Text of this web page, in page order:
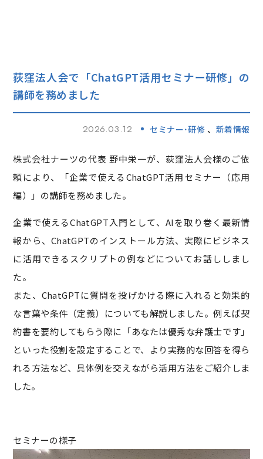
荻窪法人会で「ChatGPT活用セミナー研修」の
講師を務めました
2026.03.12 セミナー･研修 新着情報
株式会社ナーツの代表 野中栄一が、荻窪法人会様のご依
頼により、「企業で使えるChatGPT活用セミナー（応用
編）」の講師を務めました。
企業で使えるChatGPT入門として、AIを取り巻く最新情
報から、ChatGPTのインストール方法、実際にビジネス
に活用できるスクリプトの例などについてお話ししまし
た。
また、ChatGPTに質問を投げかける際に入れると効果的
な言葉や条件（定義）についても解説しました。例えば契
約書を要約してもらう際に「あなたは優秀な弁護士です」
といった役割を設定することで、より実務的な回答を得ら
れる方法など、具体例を交えながら活用方法をご紹介しま
した。
セミナーの様子